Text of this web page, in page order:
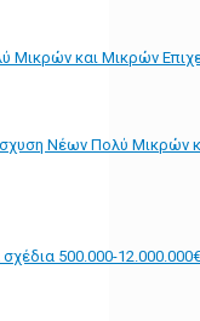
Μικρών και Μικρών
Νέων Πολύ Μικρών
500.000-